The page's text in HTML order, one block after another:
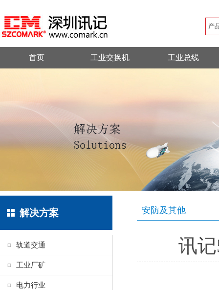
首页 工业交换机 工业总线
解决方案
轨道交通
工业厂矿
电力行业
安防及其他
讯